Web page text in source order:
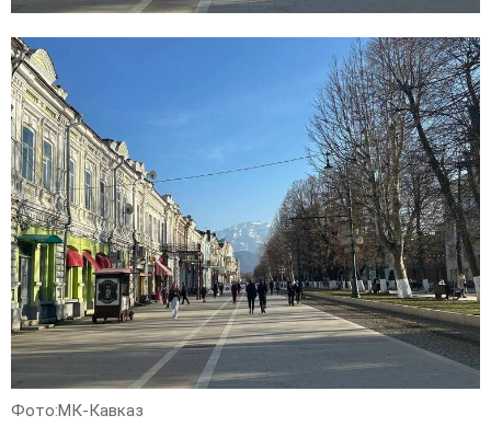
Фото:МК-Кавказ